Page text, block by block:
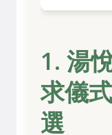
1. 湯
求儀
選